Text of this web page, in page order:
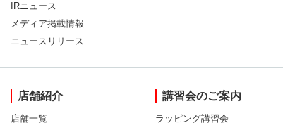
IRニュース
メディア掲載情報
ニュースリリース
店舗紹介
店舗一覧
講習会のご案内
ラッピング講習会